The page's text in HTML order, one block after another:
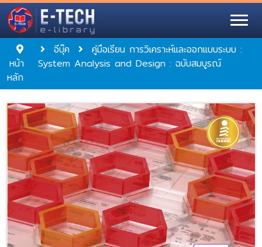
หน้า
หลัก
อีบุ๊ค
คู่มือเรียน การวิเคราะห์และออกแบบระบบ :
System Analysis and Design : ฉบับสมบูรณ์